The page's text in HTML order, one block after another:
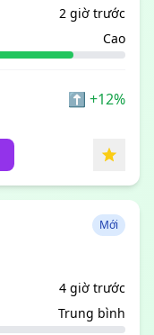
2 giờ trước
Cao
⬆ +12%
Mới
4 giờ trước
Trung bình